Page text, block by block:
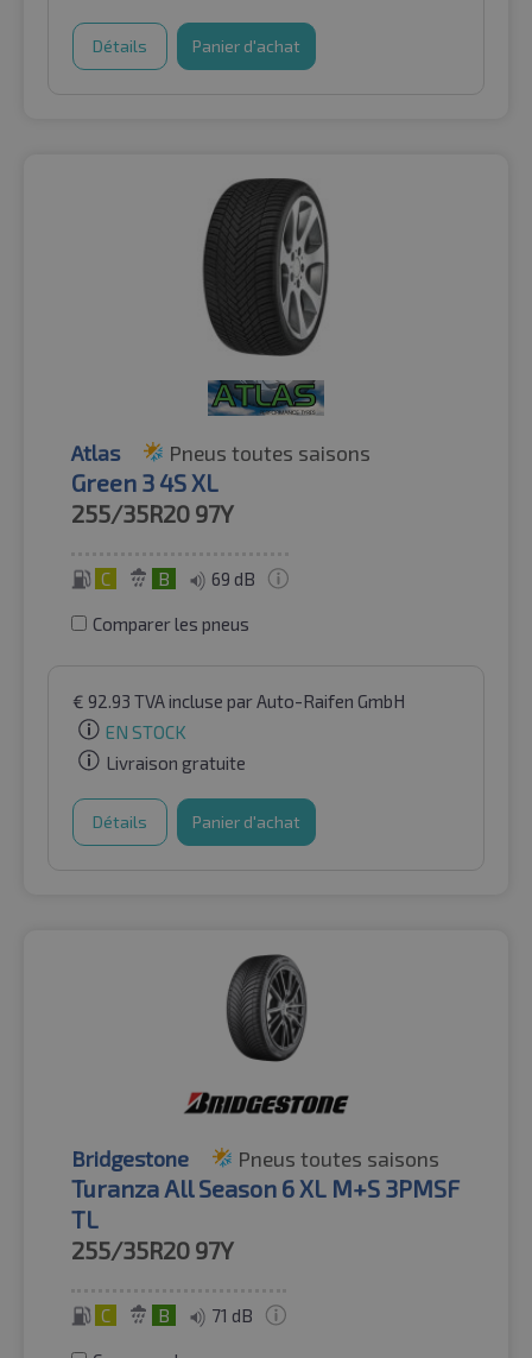
Détails Panier d'achat
Atlas Pneus toutes saisons
Green 3 4S XL
255/35R20 97Y
C B 69 dB
Comparer les pneus
€ 92.93 TVA incluse par Auto-Raifen GmbH
EN STOCK
Livraison gratuite
Détails Panier d'achat
Bridgestone Pneus toutes saisons
Turanza All Season 6 XL M+S 3PMSF
TL
255/35R20 97Y
C B 71 dB